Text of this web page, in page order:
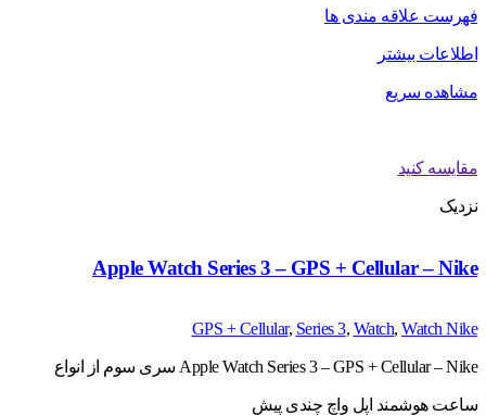
فهرست علاقه مندی ها
اطلاعات بیشتر
مشاهده سریع
مقایسه کنید
نزدیک
Apple Watch Series 3 – GPS + Cellular – Nike
GPS + Cellular, Series 3, Watch, Watch Nike
Apple Watch Series 3 – GPS + Cellular – Nike سری سوم از انواع
ساعت هوشمند اپل واچ چندی پیش